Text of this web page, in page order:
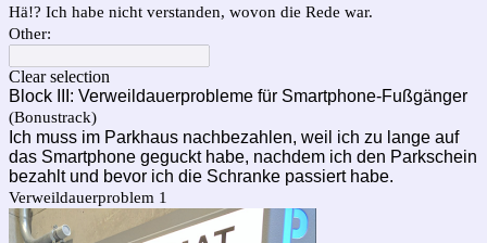
Hä!? Ich habe nicht verstanden, wovon die Rede war.
Other:
Clear selection
Block III: Verweildauerprobleme für Smartphone-Fußgänger
(Bonustrack)
Ich muss im Parkhaus nachbezahlen, weil ich zu lange auf
das Smartphone geguckt habe, nachdem ich den Parkschein
bezahlt und bevor ich die Schranke passiert habe.
Verweildauerproblem 1